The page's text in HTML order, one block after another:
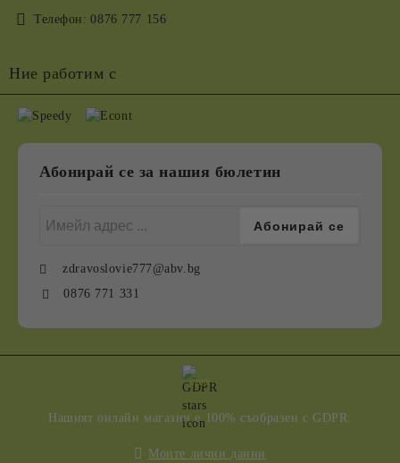
Телефон: 0876 777 156
Ние работим с
Абонирай се за нашия бюлетин
zdravoslovie777@abv.bg
0876 771 331
GDPR
Нашият онлайн магазин е 100% съобразен с GDPR.
Моите лични данни